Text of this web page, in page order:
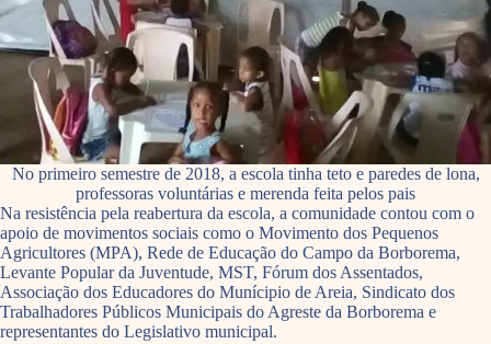
No primeiro semestre de 2018, a escola tinha teto e paredes de lona,
professoras voluntárias e merenda feita pelos pais
Na resistência pela reabertura da escola, a comunidade contou com o
apoio de movimentos sociais como o Movimento dos Pequenos
Agricultores (MPA), Rede de Educação do Campo da Borborema,
Levante Popular da Juventude, MST, Fórum dos Assentados,
Associação dos Educadores do Munícipio de Areia, Sindicato dos
Trabalhadores Públicos Municipais do Agreste da Borborema e
representantes do Legislativo municipal.